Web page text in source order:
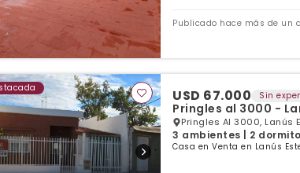
Publicado hace más de un
USD 67.000 Sin
Pringles al 3000 -
Pringles Al 3000, Lanús
3 ambientes | 2
Casa en Venta en Lanús